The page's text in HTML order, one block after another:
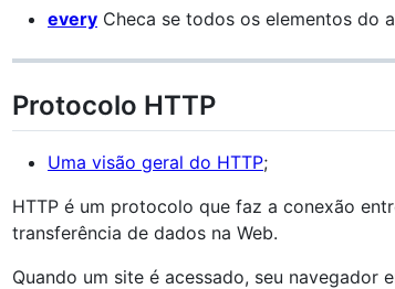
every Checa se todos os elementos do
Protocolo HTTP
Uma visão geral do HTTP;
HTTP é um protocolo que faz a conexão
transferência de dados na Web.
Quando um site é acessado, seu navegador